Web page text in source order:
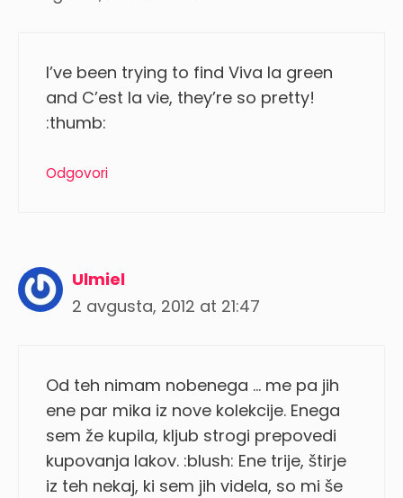
I’ve been trying to find Viva la green
and C’est la vie, they’re so pretty!
:thumb:
Odgovori
Ulmiel
2 avgusta, 2012 at 21:47
Od teh nimam nobenega … me pa jih
ene par mika iz nove kolekcije. Enega
sem že kupila, kljub strogi prepovedi
kupovanja lakov. :blush: Ene trije, štirje
iz teh nekaj, ki sem jih videla, so mi še